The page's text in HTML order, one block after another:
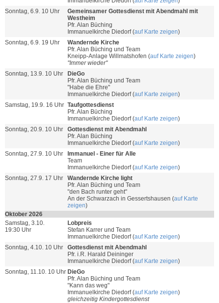
Sonntag, 6.9. 10 Uhr
Gemeinsamer Gottesdienst mit Abendmahl mit
Westheim
Pfr. Alan Büching
Immanuelkirche Diedorf (auf Karte zeigen)
Sonntag, 6.9. 19 Uhr
Wandernde Kirche
Pfr. Alan Büching und Team
Kneipp-Anlage Willmatshofen (auf Karte zeigen)
"Immer wieder"
Sonntag, 13.9. 10 Uhr
DieGo
Pfr. Alan Büching und Team
"Habe die Ehre"
Immanuelkirche Diedorf (auf Karte zeigen)
Samstag, 19.9. 16 Uhr Taufgottesdienst
Pfr. Alan Büching
Immanuelkirche Diedorf (auf Karte zeigen)
Sonntag, 20.9. 10 Uhr
Gottesdienst mit Abendmahl
Pfr. Alan Büching
Immanuelkirche Diedorf (auf Karte zeigen)
Sonntag, 27.9. 10 Uhr
Immanuel - Einer für Alle
Team
Immanuelkirche Diedorf (auf Karte zeigen)
Sonntag, 27.9. 17 Uhr
Wandernde Kirche light
Pfr. Alan Büching und Team
"den Bach runter geht"
An der Schwarzach in Gessertshausen (auf Karte
zeigen)
Oktober 2026
Samstag, 3.10.
19:30 Uhr
Lobpreis
Stefan Karrer und Team
Immanuelkirche Diedorf (auf Karte zeigen)
Sonntag, 4.10. 10 Uhr
Gottesdienst mit Abendmahl
Pfr. i.R. Harald Deininger
Immanuelkirche Diedorf (auf Karte zeigen)
Sonntag, 11.10. 10 Uhr DieGo
Pfr. Alan Büching und Team
"Kann das weg"
Immanuelkirche Diedorf (auf Karte zeigen)
gleichzeitig Kindergottesdienst